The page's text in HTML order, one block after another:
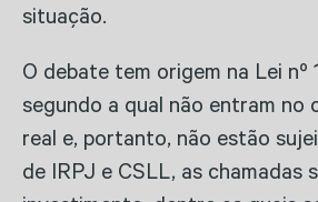
situação.
O debate tem origem na Lei nº
segundo a qual não entram no
real e, portanto, não estão
de IRPJ e CSLL, as chamadas